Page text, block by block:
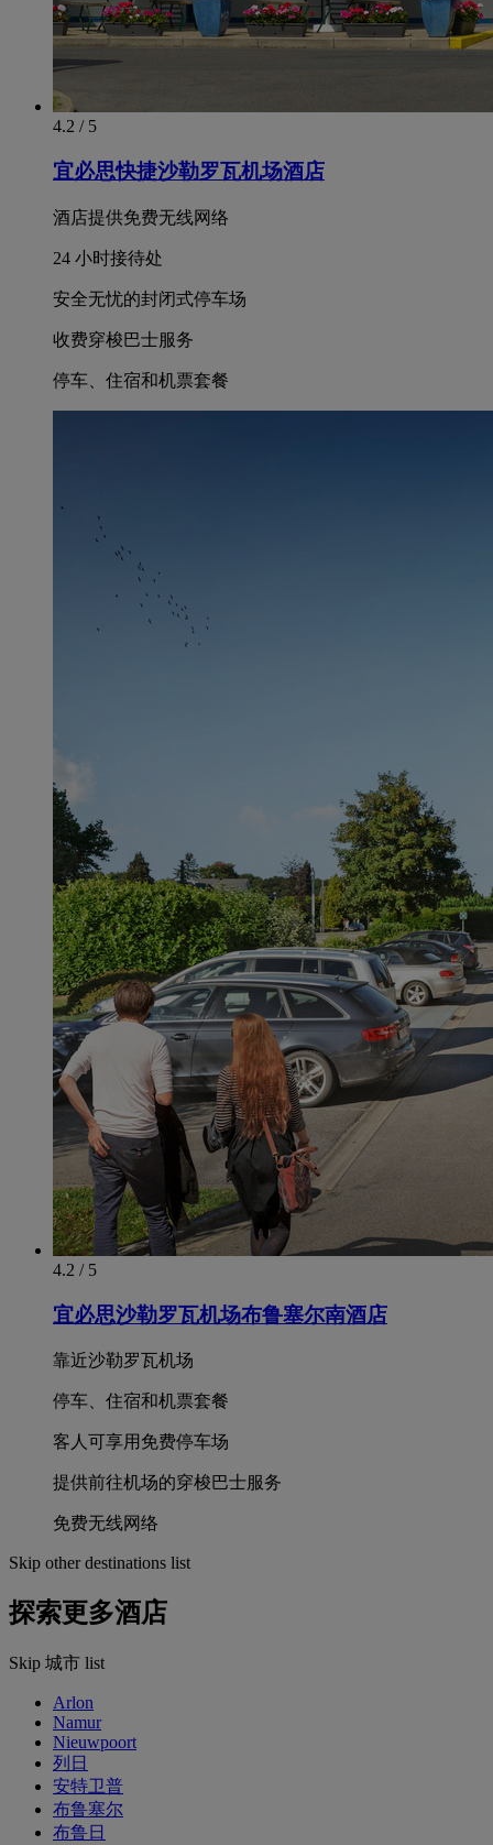
4.2 / 5
宜必思快捷沙勒罗瓦机场酒店
酒店提供免费无线网络
24 小时接待处
安全无忧的封闭式停车场
收费穿梭巴士服务
停车、住宿和机票套餐
4.2 / 5
宜必思沙勒罗瓦机场布鲁塞尔南酒店
靠近沙勒罗瓦机场
停车、住宿和机票套餐
客人可享用免费停车场
提供前往机场的穿梭巴士服务
免费无线网络
Skip other destinations list
探索更多酒店
Skip 城市 list
Arlon
Namur
Nieuwpoort
列日
安特卫普
布鲁塞尔
布鲁日